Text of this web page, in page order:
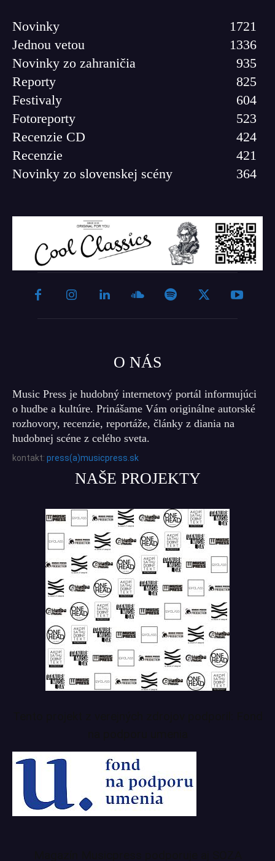
Novinky
1721
Jednou vetou
1336
Novinky zo zahraničia
935
Reporty
825
Festivaly
604
Fotoreporty
523
Recenzie CD
424
Recenzie
421
Novinky zo slovenskej scény
364
O NÁS
Music Press je hudobný internetový portál informujúci
o hudbe a kultúre. Prinášame Vám originálne autorské
rozhovory, recenzie, reportáže, články z diania na
hudobnej scéne z celého sveta.
kontakt: press(a)musicpress.sk
NAŠE PROJEKTY